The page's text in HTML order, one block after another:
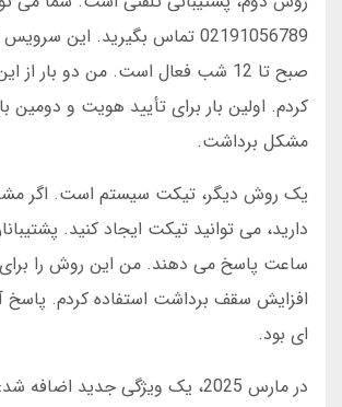
صبح تا 12 شب فعال است. من دو بار
کردم. اولین بار برای تأیید هویت و دومین
مشکل برداشت.
یک روش دیگر، تیکت سیستم است. اگر
ساعت پاسخ می دهند. من این روش را
افزایش سقف برداشت استفاده کردم. پاسخ
ای بود.
در مارس 2025، یک ویژگی جدید